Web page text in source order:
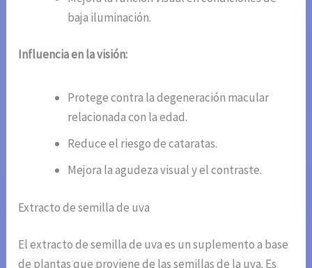
baja iluminación.
Influencia en la visión:
Protege contra la degeneración macular
relacionada con la edad.
Reduce el riesgo de cataratas.
Mejora la agudeza visual y el contraste.
Extracto de semilla de uva
El extracto de semilla de uva es un suplemento a base
de plantas que proviene de las semillas de la uva. Es